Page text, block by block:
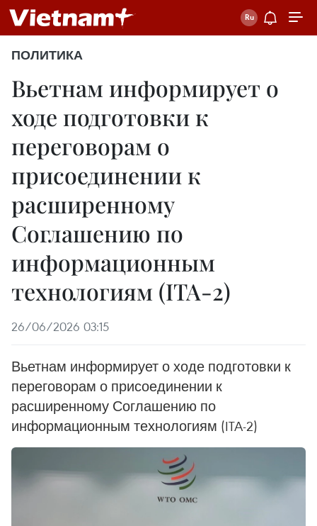
ПОЛИТИКА
Вьетнам информирует о
ходе подготовки к
переговорам о
присоединении к
расширенному
Соглашению по
информационным
технологиям (ITA-2)
26/06/2026 03:15
Вьетнам информирует о ходе подготовки к
переговорам о присоединении к
расширенному Соглашению по
информационным технологиям (ITA-2)